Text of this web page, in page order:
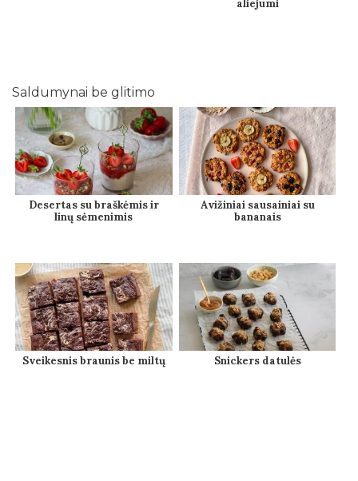
aliejumi
Saldumynai be glitimo
Desertas su braškėmis ir
linų sėmenimis
Avižiniai sausainiai su
bananais
Sveikesnis braunis be miltų Snickers datulės